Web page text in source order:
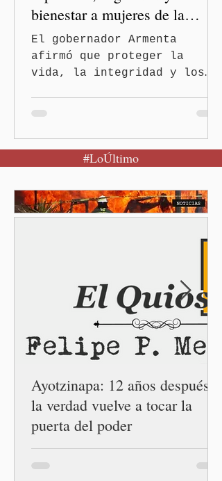
bienestar a mujeres de la
periferia urbana
El gobernador Armenta
afirmó que proteger la
vida, la integridad y los
Puebla, Pue.-Cuando una
mujer encuentra un lugar
también recupera la
esperanza de vivir sin
Igualdad, Bienestar, Redes,
Emancipación) número 62 y
la Casa Carmen Serdán
número 25 en el estado, la
cuarta en la c
#LoÚltimo
Ayotzinapa: 12 años después,
la verdad vuelve a tocar la
puerta del poder